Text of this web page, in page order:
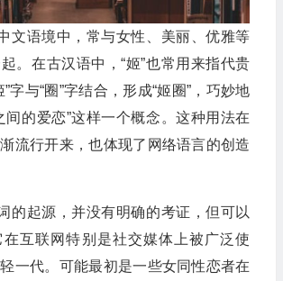
文语境中，常与女性、美丽、优雅等
。在古汉语中，“姬”也常用来指代贵
字与“圈”字结合，形成“姬圈”，巧妙地
间的爱恋”这样一个概念。这种用法在
流行开来，也体现了网络语言的创造
的起源，并没有明确的考证，但可以
互联网特别是社交媒体上被广泛使
一代。可能最初是一些女同性恋者在